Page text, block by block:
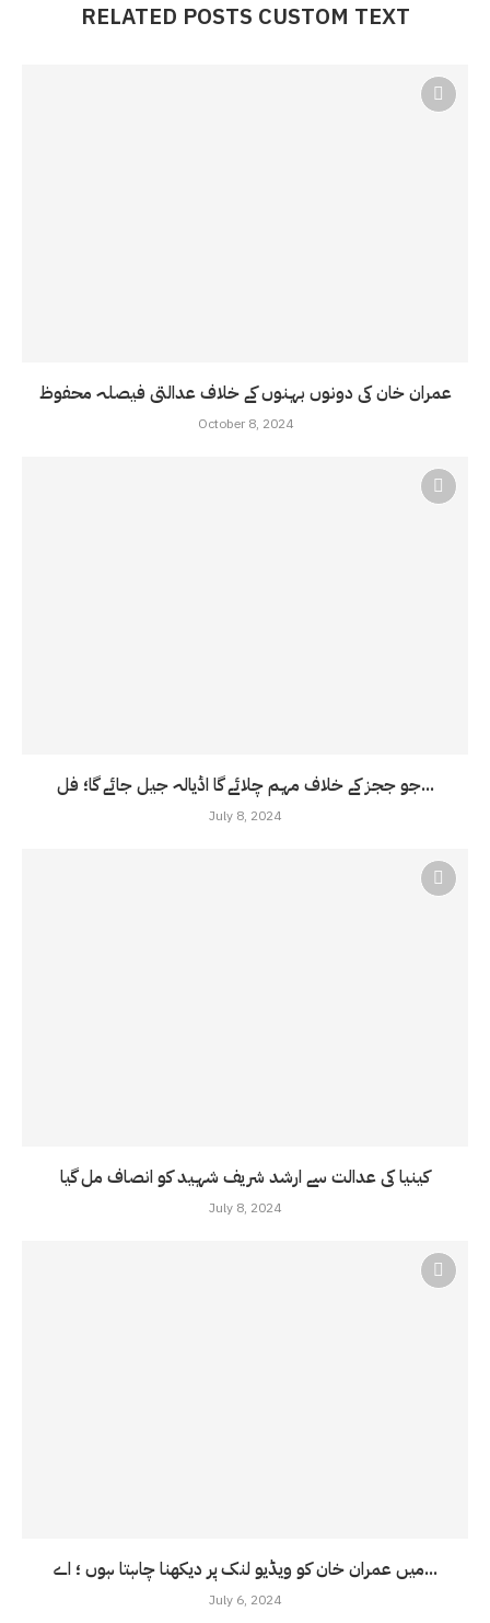
RELATED POSTS CUSTOM TEXT
عمران خان کی دونوں بہنوں کے خلاف عدالتی فیصلہ محفوظ
October 8, 2024
جو ججز کے خلاف مہم چلائے گا اڈیالہ جیل جائے گا؛ فل...
July 8, 2024
کینیا کی عدالت سے ارشد شریف شہید کو انصاف مل گیا
July 8, 2024
میں عمران خان کو ویڈیو لنک پر دیکھنا چاہتا ہوں ؛ اے...
July 6, 2024